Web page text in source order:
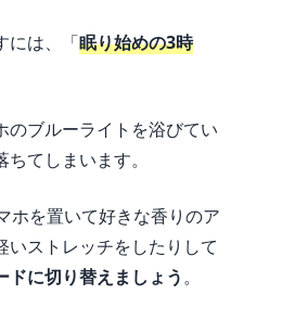
には、「眠り始めの3時
のブルーライトを浴びてい
てしまいます。
ホを置いて好きな香りのア
いストレッチをしたりして
ドに切り替えましょう。